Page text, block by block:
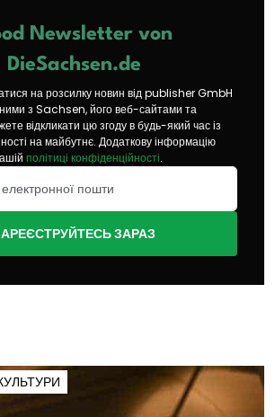
Newsletter von
DieSachsen.de
на розсилку новин від publisher GmbH
з Sachsen, його веб-сайтами та
відкликати цю згоду в будь-який час із
на майбутнє. Додаткову інформацію
політиці конфіденційності.
ЗАРАЗ